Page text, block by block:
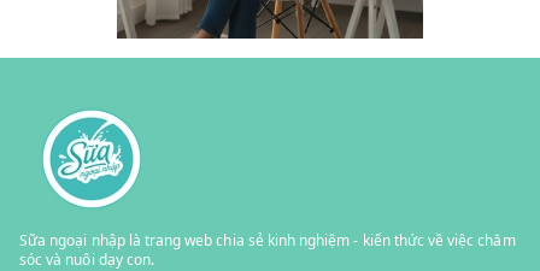
Sữa ngoại nhập là trang web chia sẻ kinh nghiệm - kiến thức về việc chăm
sóc và nuôi dạy con.